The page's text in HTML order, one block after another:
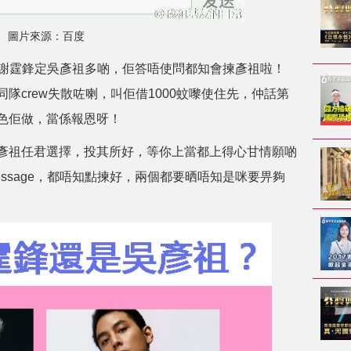
圖片來源：百度
鋒定吳彥祖多啲，佢答唔使問都知會揀彥祖啦！
隊crew失散咗喇，叫佢借1000蚊嚟使住先，仲話第
佢做，當係報恩呀！
祖任君選擇，投其所好，等你上當都上得心甘情願啲
，都唔知點揀好，兩個都要晒唔知是咪要畀夠